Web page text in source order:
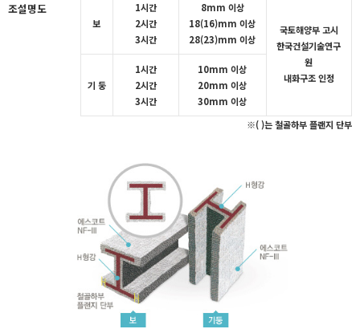
조설명도
보
1시간
2시간
3시간
8mm 이상
18(16)mm 이상
28(23)mm 이상
국토해양부 고시
한국건설기술연구
원
내화구조 인정
기 둥
1시간
2시간
3시간
10mm 이상
20mm 이상
30mm 이상
※( )는 철골하부 플랜지 단부